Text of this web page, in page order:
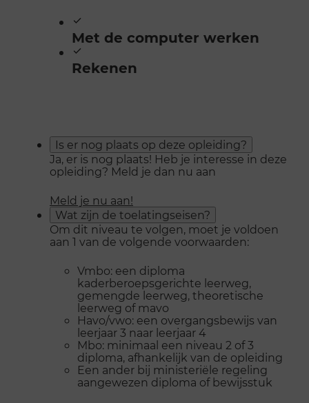
Met de computer werken
Rekenen
Is er nog plaats op deze opleiding?
Ja, er is nog plaats! Heb je interesse in deze
opleiding? Meld je dan nu aan
Meld je nu aan!
Wat zijn de toelatingseisen?
Om dit niveau te volgen, moet je voldoen
aan 1 van de volgende voorwaarden:
Vmbo: een diploma
kaderberoepsgerichte leerweg,
gemengde leerweg, theoretische
leerweg of mavo
Havo/vwo: een overgangsbewijs van
leerjaar 3 naar leerjaar 4
Mbo: minimaal een niveau 2 of 3
diploma, afhankelijk van de opleiding
Een ander bij ministeriële regeling
aangewezen diploma of bewijsstuk